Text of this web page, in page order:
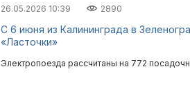
26.05.2026 10:39 2890
С 6 июня из Калининграда в
«Ласточки»
Электропоезда рассчитаны на 772